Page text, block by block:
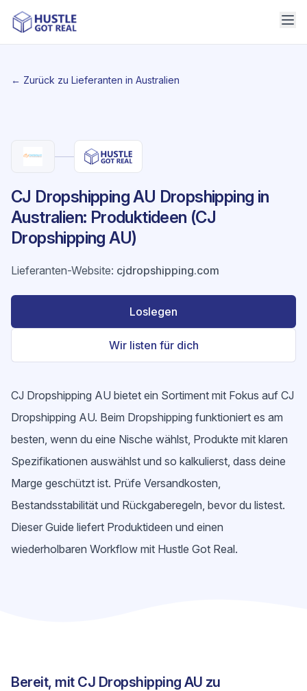
← Zurück zu Lieferanten in Australien
CJ Dropshipping AU Dropshipping in
Australien: Produktideen (CJ
Dropshipping AU)
Lieferanten-Website: cjdropshipping.com
Loslegen
Wir listen für dich
CJ Dropshipping AU bietet ein Sortiment mit Fokus auf CJ
Dropshipping AU. Beim Dropshipping funktioniert es am
besten, wenn du eine Nische wählst, Produkte mit klaren
Spezifikationen auswählst und so kalkulierst, dass deine
Marge geschützt ist. Prüfe Versandkosten,
Bestandsstabilität und Rückgaberegeln, bevor du listest.
Dieser Guide liefert Produktideen und einen
wiederholbaren Workflow mit Hustle Got Real.
Bereit, mit CJ Dropshipping AU zu